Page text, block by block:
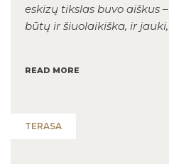
eskizų tikslas buvo aiškus
būtų ir šiuolaikiška, ir
READ MORE
TERASA